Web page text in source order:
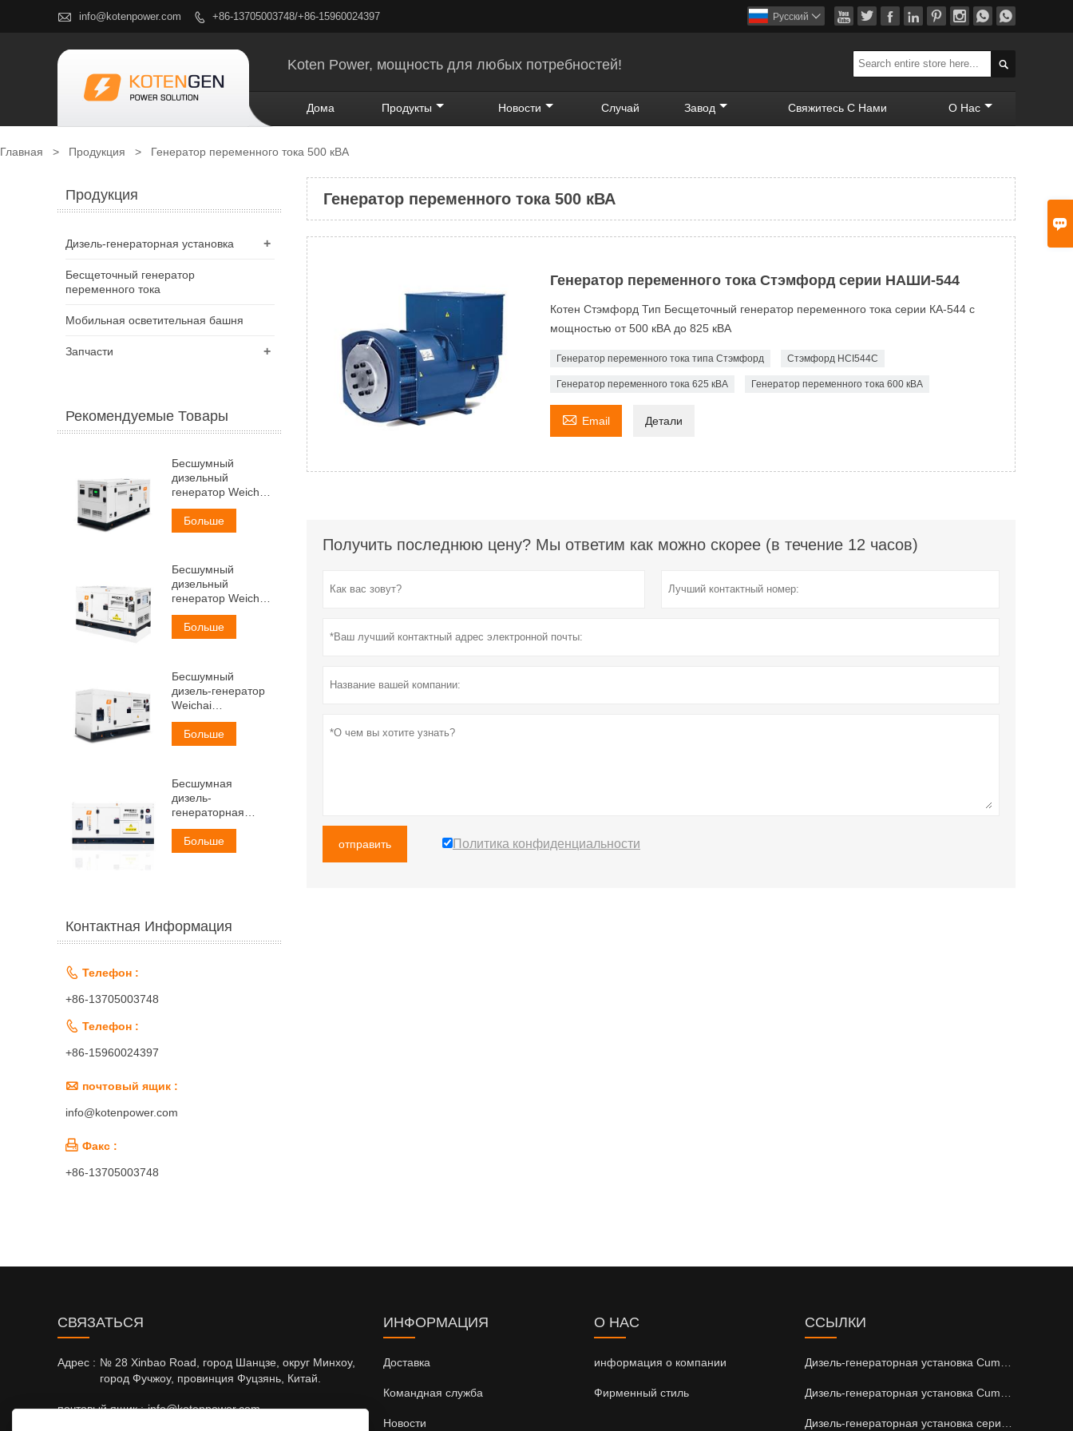

 info@kotenpower.com  +86-13705003748/+86-15960024397        
Pусский 
Koten Power, мощность для любых потребностей! 
Дома Продукты Новости Случай Завод Свяжитесь С Нами О Нас
Главная > Продукция > Генератор переменного тока 500 кВА
Генератор переменного тока 500 кВА
Генератор переменного тока Стэмфорд серии НАШИ-544
Котен Стэмфорд Тип Бесщеточный генератор переменного тока серии КА-544 с
мощностью от 500 кВА до 825 кВА
Генератор переменного тока типа Стэмфорд Стэмфорд HCI544C
Генератор переменного тока 625 кВА Генератор переменного тока 600 кВА
 Email Детали
Получить последнюю цену? Мы ответим как можно скорее (в течение 12 часов)
отправить Политика конфиденциальности
Продукция
+
Дизель-генераторная установка
Бесщеточный генератор
переменного тока
Мобильная осветительная башня
+
Запчасти
Рекомендуемые Товары
Бесшумный
дизельный
генератор Weichai
мощностью 30 кВА
Больше
Бесшумный
дизельный
генератор Weichai
мощностью 38 кВА
Больше
Бесшумный
дизель-генератор
Weichai
мощностью 50 кВА
Больше
Бесшумная
дизель-
генераторная
установка Weichai
мощностью 60 кВА
Больше
Контактная Информация
 Телефон :
+86-13705003748
 Телефон :
+86-15960024397
 почтовый ящик :
info@kotenpower.com
 Факс :
+86-13705003748
CВЯЗАТЬСЯ
Адрес : № 28 Xinbao Road, город Шанцзе, округ Минхоу,
город Фучжоу, провинция Фуцзянь, Китай.
почтовый ящик : info@kotenpower.com
ИНФОРМАЦИЯ
Доставка
Командная служба
Новости
О НАС
информация о компании
Фирменный стиль
ССЫЛКИ